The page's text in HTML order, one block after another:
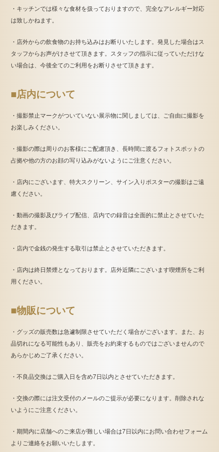
・キッチンでは様々な食材を扱っておりますので、完全なアレルギー対応
は致しかねます。
・店外からの飲食物のお持ち込みはお断りいたします。発見した場合はス
タッフからお声がけさせて頂きます。スタッフの指示に従っていただけな
い場合は、今後全てのご利用をお断りさせて頂きます。
■店内について
・撮影禁止マークがついていない展示物に関しましては、ご自由に撮影を
お楽しみください。
・撮影の際は周りのお客様にご配慮頂き、長時間に渡るフォトスポットの
占拠や他の方のお顔の写り込みがないようにご注意ください。
・店内にございます、特大スクリーン、サイン入りポスターの撮影はご遠
慮ください。
・動画の撮影及びライブ配信、店内での録音は全面的に禁止とさせていた
だきます。
・店内で金銭の発生する取引は禁止とさせていただきます。
・店内は終日禁煙となっております。店外近隣にございます喫煙所をご利
用ください。
■物販について
・グッズの販売数は急遽制限させていただく場合がございます。また、お
品切れになる可能性もあり、販売をお約束するものではございませんので
あらかじめご了承ください。
・不良品交換はご購入日を含め7日以内とさせていただきます。
・交換の際には注文受付のメールのご提示が必要になります。削除されな
いようにご注意ください。
・期間内に店舗へのご来店が難しい場合は7日以内にお問い合わせフォーム
よりご連絡をお願いいたします。